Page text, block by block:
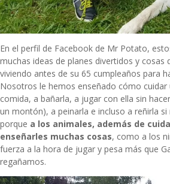
En el perfil de Facebook de Mr Potato,
muchas ideas de planes divertidos y cosas
viviendo antes de su 65 cumpleaños para
Nosotros le hemos enseñado cómo cuidar
comida, a bañarla, a jugar con ella sin
un montón), a peinarla e incluso a reñirla si
porque a los animales, además de
enseñarles muchas cosas, como a los
fuerza a la hora de jugar y pesa más que
regañamos.